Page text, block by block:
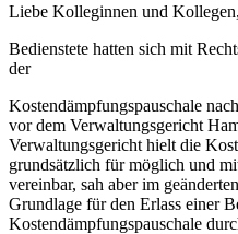
Liebe Kolleginnen und Kollegen,
Bedienstete hatten sich mit
der
Kostendämpfungspauschale
vor dem Verwaltungsgericht
Verwaltungsgericht hielt die
grundsätzlich für möglich und
vereinbar, sah aber im
Grundlage für den Erlass einer
Kostendämpfungspauschale